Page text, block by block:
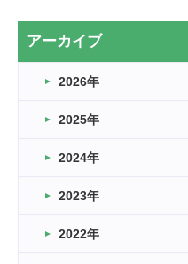
2026.03.20
なぎなた
2026.03.16
車いすバスケとRくんのお話
2026.03.14
卒業・卒園の季節★
2026.03.11
アーカイブ
2026年
2025年
2024年
2023年
2022年